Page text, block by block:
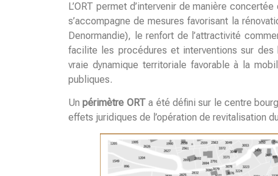
L’ORT permet d’intervenir de manière
s’accompagne de mesures favorisant la
Denormandie), le renfort de l’attractivité
facilite les procédures et interventions sur des
vraie dynamique territoriale favorable à la
publiques.
Unpérimètre ORTa été défini sur le centre
effets juridiques de l’opération de revitalisation